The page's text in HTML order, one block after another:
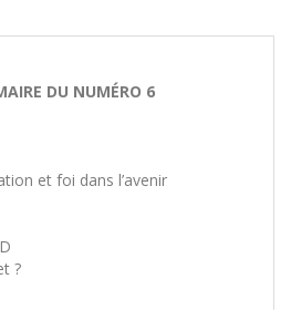
DU NUMÉRO 6
et foi dans l’avenir
?